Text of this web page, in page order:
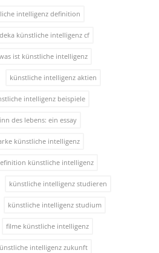
intelligenz definition
deka künstliche intelligenz cf
ist künstliche intelligenz
künstliche intelligenz aktien
intelligenz beispiele
des lebens: ein essay
künstliche intelligenz
künstliche intelligenz
künstliche intelligenz studieren
künstliche intelligenz studium
filme künstliche intelligenz
intelligenz zukunft